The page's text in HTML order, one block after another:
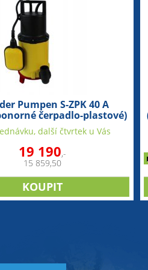
Pumpen S-ZPK 40 A
čerpadlo-plastové)
další čtvrtek u Vás
19 190,-
15 859,50